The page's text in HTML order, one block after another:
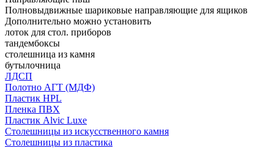
Полновыдвижные шариковые направляющие для ящиков
Дополнительно можно установить
лоток для стол. приборов
тандембоксы
столешница из камня
бутылочница
ЛДСП
Полотно АГТ (МДФ)
Пластик HPL
Пленка ПВХ
Пластик Alvic Luxe
Столешницы из искусственного камня
Столешницы из пластика